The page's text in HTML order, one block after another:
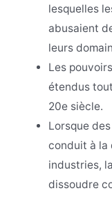
lesquelles
abusaient
leurs
Les
étendus
20e siècle.
Lorsque
conduit à la
industries,
dissoudre